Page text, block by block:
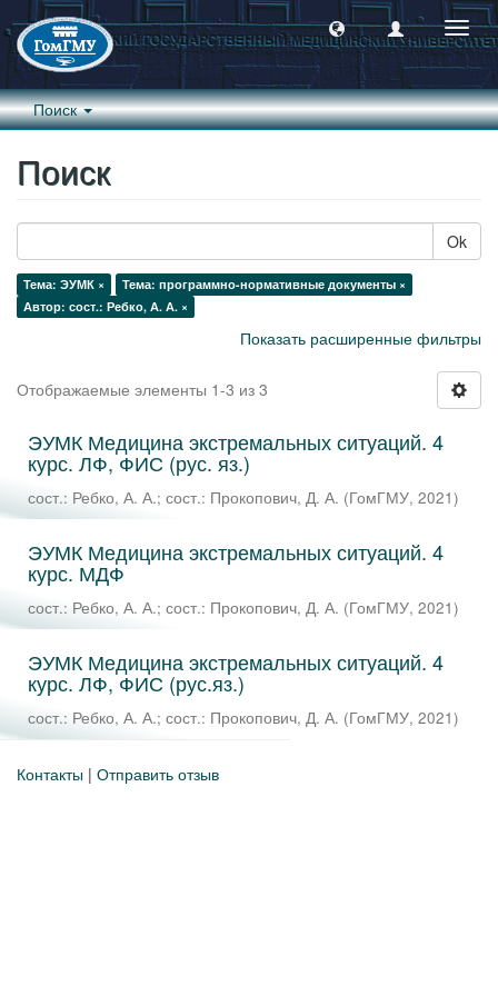
Поиск
Поиск
Ok
Тема: ЭУМК ×
Тема: программно-нормативные документы ×
Автор: сост.: Ребко, А. А. ×
Показать расширенные фильтры
Отображаемые элементы 1-3 из 3
ЭУМК Медицина экстремальных ситуаций. 4
курс. ЛФ, ФИС (рус. яз.)
сост.: Ребко, А. А.; сост.: Прокопович, Д. А. (ГомГМУ, 2021)
ЭУМК Медицина экстремальных ситуаций. 4
курс. МДФ
сост.: Ребко, А. А.; сост.: Прокопович, Д. А. (ГомГМУ, 2021)
ЭУМК Медицина экстремальных ситуаций. 4
курс. ЛФ, ФИС (рус.яз.)
сост.: Ребко, А. А.; сост.: Прокопович, Д. А. (ГомГМУ, 2021)
Контакты | Отправить отзыв